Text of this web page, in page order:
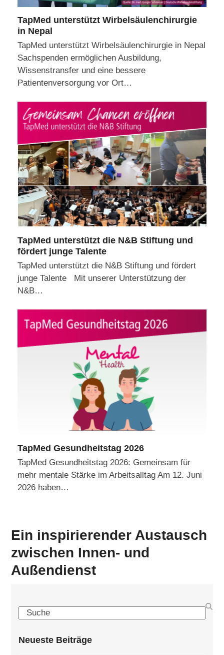
TapMed unterstützt Wirbelsäulenchirurgie
in Nepal
TapMed unterstützt Wirbelsäulenchirurgie in Nepal
Sachspenden ermöglichen Ausbildung,
Wissenstransfer und eine bessere
Patientenversorgung vor Ort…
TapMed unterstützt die N&B Stiftung und
fördert junge Talente
TapMed unterstützt die N&B Stiftung und fördert
junge Talente Mit unserer Unterstützung der
N&B…
TapMed Gesundheitstag 2026
TapMed Gesundheitstag 2026: Gemeinsam für
mehr mentale Stärke im Arbeitsalltag Am 12. Juni
2026 haben…
Ein inspirierender Austausch
zwischen Innen- und
Außendienst
Search
Neueste Beiträge